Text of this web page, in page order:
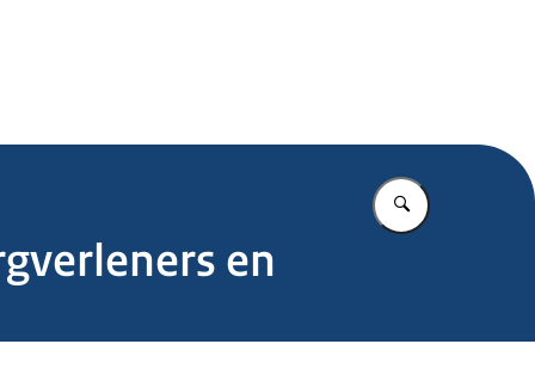
Vul in wat u
en